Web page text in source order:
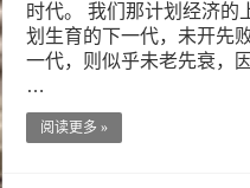
时代。 我们那计划经济的
划生育的下一代，未开先
一代，则似乎未老先衰，
…
阅读更多 »